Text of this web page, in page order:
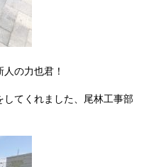
の力也君！
てくれました、尾林工事部